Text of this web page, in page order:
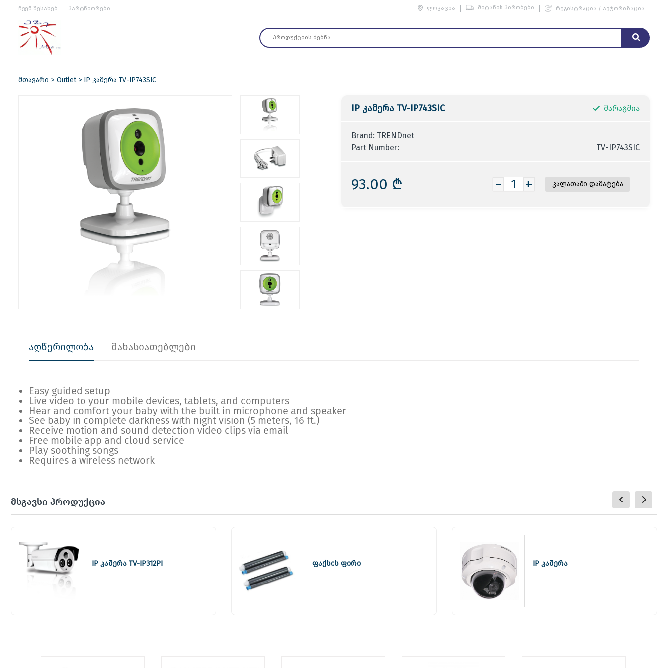
ჩვენ შესახებ პარტნიორები ლოკაცია მიტანის პირობები რეგისტრაცია / ავტორიზაცია
მთავარი Outlet IP კამერა TV-IP743SIC
IP კამერა TV-IP743SIC მარაგშია
Brand: TRENDnet
Part Number:
TV-IP743SIC
93.00 ₾ - +
აღწერილობა მახასიათებლები
Easy guided setup
Live video to your mobile devices, tablets, and computers
Hear and comfort your baby with the built in microphone and speaker
See baby in complete darkness with night vision (5 meters, 16 ft.)
Receive motion and sound detection video clips via email
Free mobile app and cloud service
Play soothing songs
Requires a wireless network
მსგავსი პროდუქცია
IP კამერა TV-IP312PI ფაქსის ფირი IP კამერა